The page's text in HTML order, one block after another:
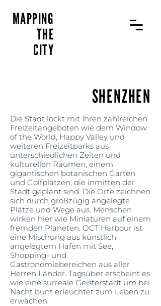
MAPPING
THE
CITY
SHENZHEN
Die Stadt lockt mit Ihren zahlreichen
Freizeitangeboten wie dem Window
of the World, Happy Valley und
weiteren Freizeitparks aus
unterschiedlichen Zeiten und
kulturellen Räumen, einem
gigantischen botanischen Garten
und Golfplätzen, die inmitten der
Stadt geplant sind. Die Orte zeichnen
sich durch großzügig angelegte
Plätze und Wege aus. Menschen
wirken hier wie Miniaturen auf einem
fremden Planeten. OCT Harbour ist
eine Mischung aus künstlich
angelegtem Hafen mit See,
Shopping- und
Gastronomiebereichen aus aller
Herren Länder. Tagsüber erscheint es
wie eine surreale Geisterstadt um bei
Nacht bunt erleuchtet zum Leben zu
erwachen.